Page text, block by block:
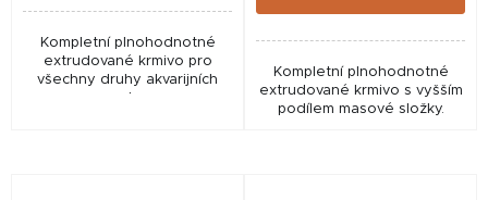
Kompletní plnohodnotné
extrudované krmivo pro
všechny druhy akvarijních
ryb,
Kompletní plnohodnotné
extrudované krmivo s vyšším
podílem masové složky.